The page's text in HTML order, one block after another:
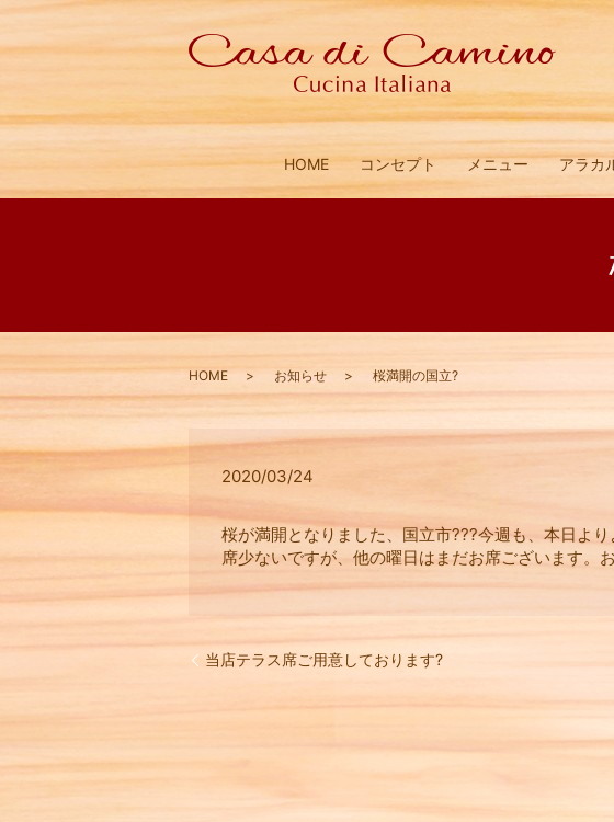
HOME コンセプト メニュー アラカ
HOME お知らせ 桜満開の国立?
2020/03/24
桜が満開となりました、国立市???今週も、本日よ
席少ないですが、他の曜日はまだお席ございます。
当店テラス席ご用意しております?